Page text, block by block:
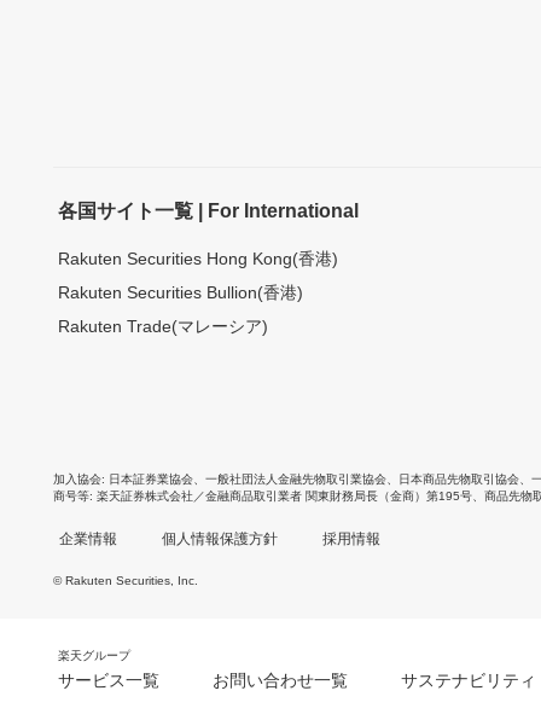
各国サイト一覧 | For International
Rakuten Securities Hong Kong(香港)
Rakuten Securities Bullion(香港)
Rakuten Trade(マレーシア)
加入協会 日本証券業協会 一般社団法人金融先物取引業協会 日本商品先物取引協会
商号等 楽天証券株式会社／金融商品取引業者 関東財務局長（金商）第195号、商品先物
企業情報 個人情報保護方針 採用情報
© Rakuten Securities, Inc.
楽天グループ
サービス一覧 お問い合わせ一覧 サステナビリティ